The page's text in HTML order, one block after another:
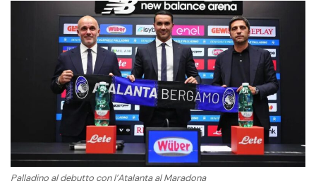
Palladino al debutto con l’Atalanta al Maradona